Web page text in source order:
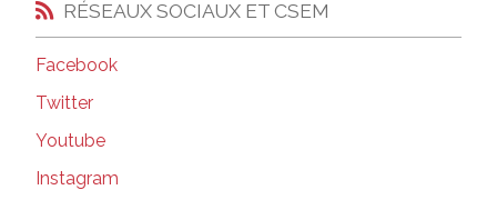
RÉSEAUX SOCIAUX ET CSEM
Facebook
Twitter
Youtube
Instagram